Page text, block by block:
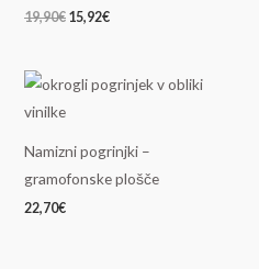
19,90€ 15,92€
Namizni pogrinjki –
gramofonske plošče
22,70€